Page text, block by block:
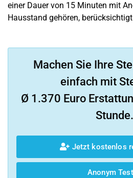
einer Dauer von 15 Minuten mit
Hausstand gehören,
Machen Sie Ihre
einfach mit
Ø 1.370 Euro
Stunde.
Jetzt kostenlos
Anonym